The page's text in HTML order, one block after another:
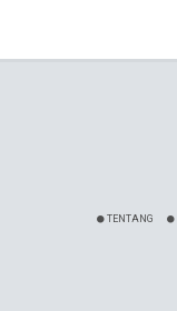
TENTANG